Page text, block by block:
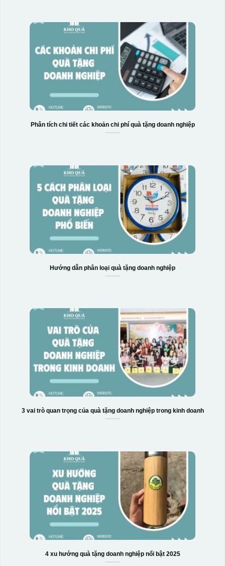
Phân tích chi tiết các khoản chi phí quà tặng doanh nghiệp
Hướng dẫn phân loại quà tặng doanh nghiệp
3 vai trò quan trọng của quà tặng doanh nghiệp trong kinh doanh
4 xu hướng quà tặng doanh nghiệp nổi bật 2025